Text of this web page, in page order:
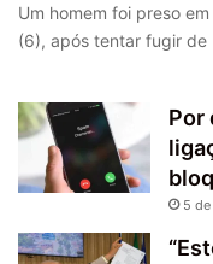
Um homem foi preso
(6), após tentar fugir de
Por
5